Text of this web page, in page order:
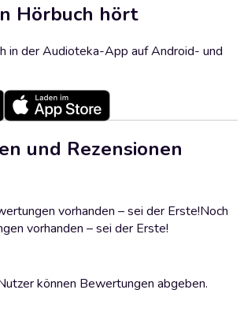
Hörbuch hört
in der Audioteka-App auf Android- und
und Rezensionen
vorhanden – sei der Erste!Noch
vorhanden – sei der Erste!
können Bewertungen abgeben.